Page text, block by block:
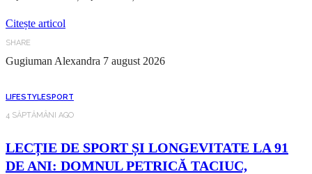
Citește articol
SHARE
Gugiuman Alexandra 7 august 2026
LIFESTYLESPORT
4 SĂPTĂMÂNI AGO
LECȚIE DE SPORT ȘI LONGEVITATE LA 91
DE ANI: DOMNUL PETRICĂ TACIUC,